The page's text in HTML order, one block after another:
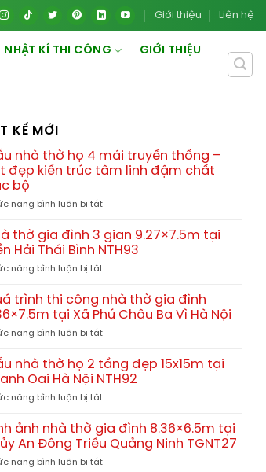
Giới thiệu Liên hệ
NHẬT KÍ THI CÔNG GIỚI THIỆU
KẾ MỚI
nhà thờ họ 4 mái truyền thống –
đẹp kiến trúc tâm linh đậm chất
bộ
năng bình luận bị tắtở
nhà
thờ
họ
4
truyền
thống
nét
kiến
trúc
chất
bắc
thờ gia đình 3 gian 9.27×7.5m tại
Hải Thái Bình NTH93
năng bình luận bị tắtở
thờ
gia
đình
3
9.27×7.5m
tại
Hải
Bình
NTH93
trình thi công nhà thờ gia đình
tại Xã Phú Châu Ba Vì Hà Nội
năng bình luận bị tắtở
trình
thi
công
nhà
gia
đình
8.36×7.5m
tại
nhà thờ họ 2 tầng đẹp 15x15m tại
Oai Hà Nội NTH92
năng bình luận bị tắtở
nhà
thờ
họ
2
ảnh nhà thờ gia đình 8.36×6.5m tại
An Đông Triều Quảng Ninh TGNT27
năng bình luận bị tắtở